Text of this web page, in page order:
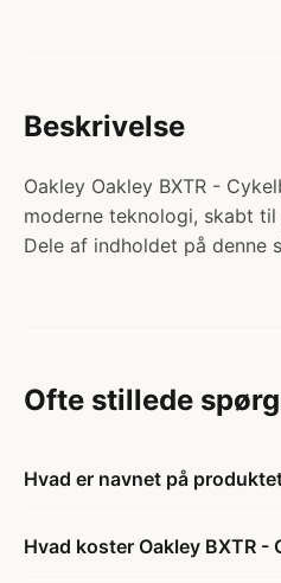
Beskrivelse
Oakley Oakley BXTR -
moderne teknologi, skabt
Dele af indholdet på
Ofte stillede
Hvad er navnet på
Hvad koster Oakley BXTR